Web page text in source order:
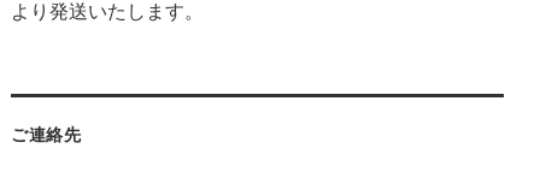
より発送いたします。
ご連絡先